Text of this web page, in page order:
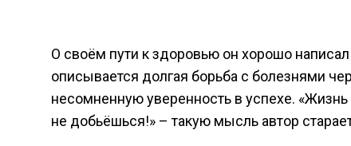
О своём пути к здоровью он хорошо
описывается долгая борьба с болезнями
несомненную уверенность в успехе.
не добьёшься!» – такую мысль автор